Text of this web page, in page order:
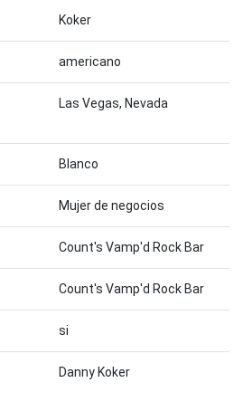
Koker
americano
Las Vegas, Nevada
Blanco
Mujer de negocios
Count's Vamp'd Rock Bar
Count's Vamp'd Rock Bar
si
Danny Koker